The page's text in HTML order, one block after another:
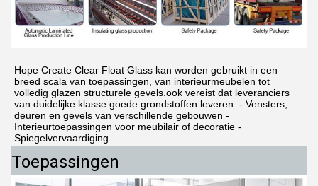
Hope Create Clear Float Glass kan worden gebruikt in een
breed scala van toepassingen, van interieurmeubelen tot
volledig glazen structurele gevels.ook vereist dat leveranciers
van duidelijke klasse goede grondstoffen leveren. - Vensters,
deuren en gevels van verschillende gebouwen -
Interieurtoepassingen voor meubilair of decoratie -
Spiegelvervaardiging
Toepassingen